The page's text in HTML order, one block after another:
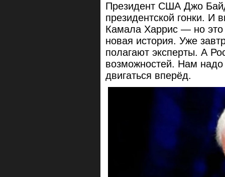
Президент США Джо
президентской гонки. И
Камала Харрис — но это
новая история. Уже
полагают эксперты. А
возможностей. Нам надо
двигаться вперёд.